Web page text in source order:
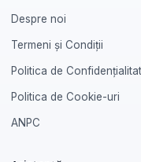
Despre noi
Termeni și Condiții
Politica de
Politica de Cookie-uri
ANPC